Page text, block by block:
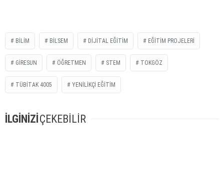
BILIM BİLSEM DIJITAL EĞITIM EĞITIM PROJELERI
GIRESUN ÖĞRETMEN STEM TOKGÖZ
TÜBİTAK 4005 YENILIKÇI EĞITIM
İLGİNİZİÇEKEBİLİR